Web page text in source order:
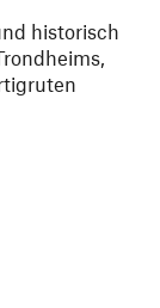
historisch